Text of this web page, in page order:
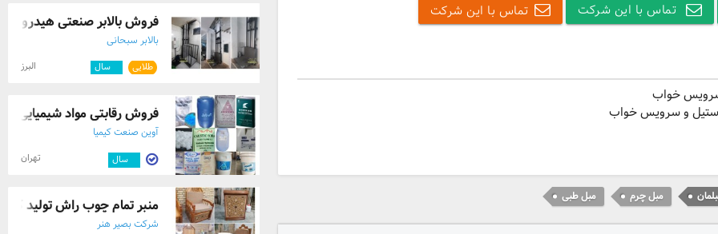
تماس با این شرکت تماس با این شرکت
خواب
استیل و سرویس خواب
مبل چرم مبل طبی
فروش بالابر صنعتی
بالابر سبحانی
طلایی سال البرز
فروش رقابتی مواد شیمیایی
آوین صنعت کیمیا
سال تهران
منبر تمام چوب راش تولید
شرکت بصیر هنر